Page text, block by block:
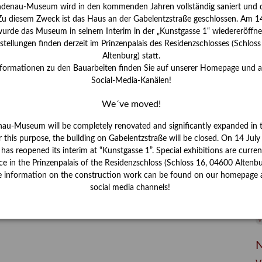
Museum wird in den kommenden Jahren vollständig saniert und
diesem Zweck ist das Haus an der Gabelentzstraße geschlossen. Am
das Museum in seinem Interim in der „Kunstgasse 1“
finden derzeit im Prinzenpalais des Residenzschlosses
Altenburg) statt.
zu den Bauarbeiten finden Sie auf unserer Homepage und
Social-Media-Kanälen!
We´ve moved!
Museum will be completely renovated and significantly expanded in
this purpose, the building on Gabelentzstraße will be closed. On 14
reopened its interim at “Kunstgasse 1”. Special exhibitions are
in the Prinzenpalais of the Residenzschloss (Schloss 16, 04600
information on the construction work can be found on our homepage
social media channels!